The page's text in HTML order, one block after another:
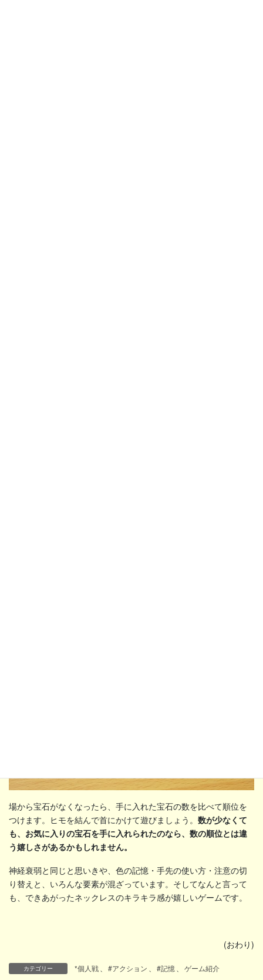
場から宝石がなくなったら、手に入れた宝石の数を比べて順位を
つけます。ヒモを結んで首にかけて遊びましょう。 数が少なくて
も、お気に入りの宝石を手に入れられたのなら、数の順位とは違
う嬉しさがあるかもしれません。
神経衰弱と同じと思いきや、色の記憶・手先の使い方・注意の切
り替えと、いろんな要素が混ざっています。そしてなんと言って
も、できあがったネックレスのキラキラ感が嬉しいゲームです。
(おわり)
カテゴリー *個人戦 #アクション #記憶 ゲーム紹介